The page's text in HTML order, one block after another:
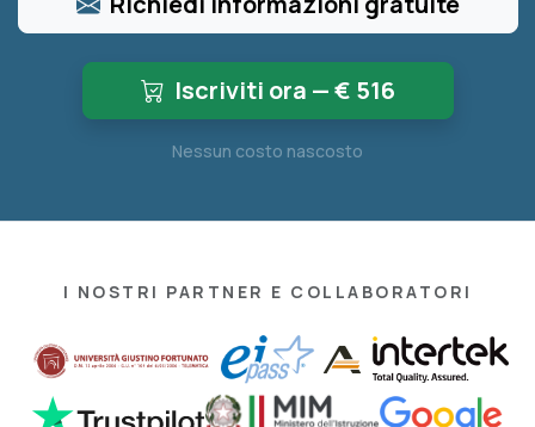
Iscriviti ora — € 516
Nessun costo nascosto
I NOSTRI PARTNER E COLLABORATORI